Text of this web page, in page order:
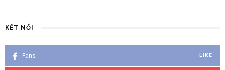
KẾT NỐI
Fans LIKE